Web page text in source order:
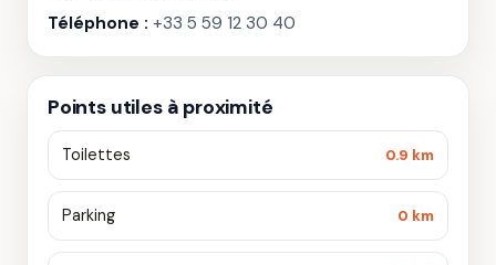
Téléphone : +33 5 59 12 30 40
Points utiles à proximité
Toilettes 0.9 km
Parking 0 km